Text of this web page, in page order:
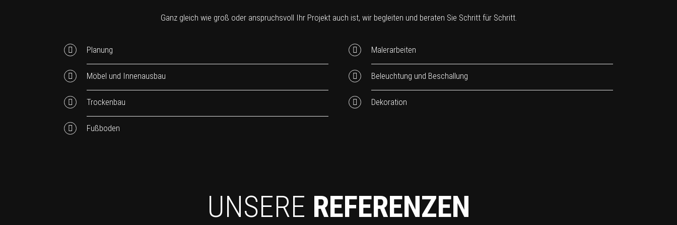
Ganz gleich wie groß oder anspruchsvoll Ihr Projekt auch ist, wir begleiten und beraten Sie Schritt für Schritt.
Planung
Möbel und Innenausbau
Trockenbau
Fußboden
Malerarbeiten
Beleuchtung und Beschallung
Dekoration
UNSERE REFERENZEN